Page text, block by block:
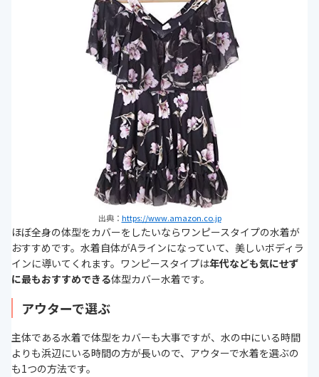
出典： https://www.amazon.co.jp
ほぼ全身の体型をカバーをしたいならワンピースタイプの水着が
おすすめです。水着自体がAラインになっていて、美しいボディラ
インに導いてくれます。ワンピースタイプは年代なども気にせず
に最もおすすめできる体型カバー水着です。
アウターで選ぶ
主体である水着で体型をカバーも大事ですが、水の中にいる時間
よりも浜辺にいる時間の方が長いので、アウターで水着を選ぶの
も1つの方法です。